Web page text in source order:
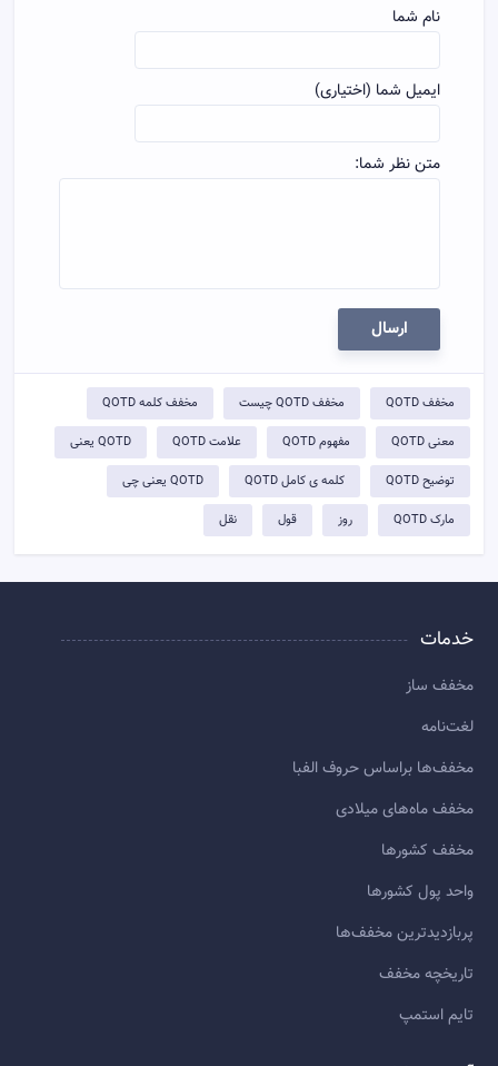
نام شما
ایمیل شما (اختیاری)
متن نظر شما:
ارسال
مخفف QOTD مخفف QOTD چیست مخفف کلمه QOTD
معنی QOTD مفهوم QOTD علامت QOTD QOTD یعنی
توضيح QOTD کلمه ی کامل QOTD QOTD یعنی چی
مارک QOTD روز قول نقل
خدمات
مخفف ساز
لغت‌نامه
مخفف‌ها براساس حروف الفبا
مخفف ماه‌های میلادی
مخفف کشورها
واحد پول کشورها
پربازديدترين مخفف‌ها
تاريخچه مخفف
تایم استمپ